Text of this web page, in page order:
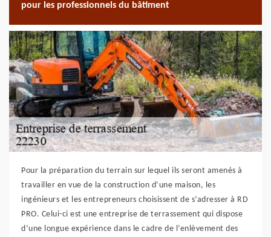
pour les professionnels du bâtiment
Pour la préparation du terrain sur lequel ils seront amenés à
travailler en vue de la construction d’une maison, les
ingénieurs et les entrepreneurs choisissent de s’adresser à RD
PRO. Celui-ci est une entreprise de terrassement qui dispose
d’une longue expérience dans le cadre de l’enlèvement des